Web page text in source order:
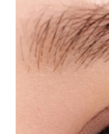
レンズ
ン ハイド
[1 Day/ミ
箱30枚)
視用カラ
コン、
レンズ
透明カラ
[1 Day/